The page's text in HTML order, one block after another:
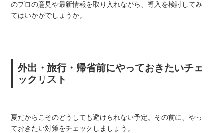
のプロの意見や最新情報を取り入れながら、導入を検討してみ
てはいかがでしょうか。
外出・旅行・帰省前にやっておきたいチェ
ックリスト
夏だからこそのどうしても避けられない予定。その前に、やっ
ておきたい対策をチェックしましょう。